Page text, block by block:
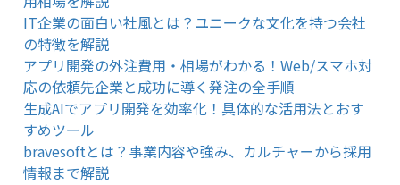
IT企業の面白い社風とは？ユニークな文化を持つ会社
の特徴を解説
アプリ開発の外注費用・相場がわかる！Web/スマホ対
応の依頼先企業と成功に導く発注の全手順
生成AIでアプリ開発を効率化！具体的な活用法とおす
すめツール
bravesoftとは？事業内容や強み、カルチャーから採用
情報まで解説